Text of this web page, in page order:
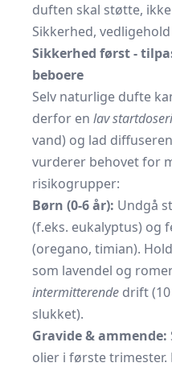
duften skal støtte,
Sikkerhed,
Sikkerhed først -
beboere
Selv naturlige dufte
derfor en lav
vand) og lad
vurderer behovet for
risikogrupper:
Børn (0-6 år): Undgå
(f.eks. eukalyptus) og
(oregano, timian).
som lavendel og
intermitterende drift
slukket).
Gravide & ammende:
olier i første